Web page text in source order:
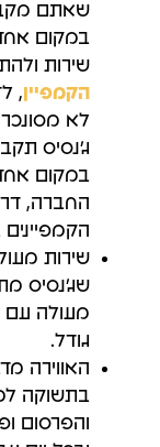
שאתם
במקום
שירות
הקמפיין,
לא
ג'נסיס
במקום
החברה,
שירות
שג'נסיס
מעולה עם
גודל.
האווירה
בתשוקה
והפרסום